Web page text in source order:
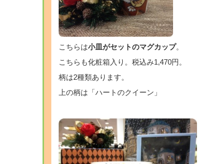
こちらは小皿がセットのマグカップ。
こちらも化粧箱入り。税込み1,470円。
柄は2種類あります。
上の柄は「ハートのクイーン」